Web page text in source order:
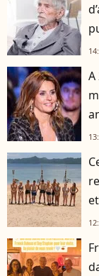
A